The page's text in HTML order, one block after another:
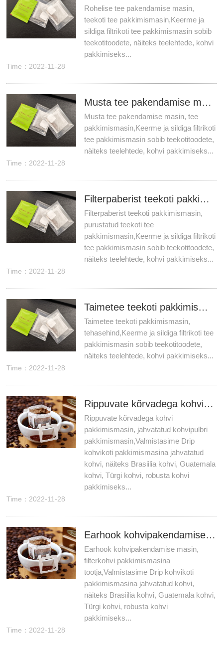
Rohelise tee pakendamise masin,
teekoti tee pakkimismasin,Keerme ja
sildiga filtrikoti tee pakkimismasin sobib
teekotitoodete, näiteks teelehtede, kohvi
pakkimiseks...
Time：2022-11-28
Musta tee pakendamise masin, tee pakkimismasin
Musta tee pakendamise masin, tee
pakkimismasin,Keerme ja sildiga filtrikoti
tee pakkimismasin sobib teekotitoodete,
näiteks teelehtede, kohvi pakkimiseks...
Time：2022-11-28
Filterpaberist teekoti pakkimismasin, purustatud teekoti tee pakkimismasin
Filterpaberist teekoti pakkimismasin,
purustatud teekoti tee
pakkimismasin,Keerme ja sildiga filtrikoti
tee pakkimismasin sobib teekotitoodete,
näiteks teelehtede, kohvi pakkimiseks...
Time：2022-11-28
Taimetee teekoti pakkimismasin, tehasehind
Taimetee teekoti pakkimismasin,
tehasehind,Keerme ja sildiga filtrikoti tee
pakkimismasin sobib teekotitoodete,
näiteks teelehtede, kohvi pakkimiseks...
Time：2022-11-28
Rippuvate kõrvadega kohvi pakkimismasin, jahvatatud kohvipulbri pakkimismasin
Rippuvate kõrvadega kohvi
pakkimismasin, jahvatatud kohvipulbri
pakkimismasin,Valmistasime Drip
kohvikoti pakkimismasina jahvatatud
kohvi, näiteks Brasiilia kohvi, Guatemala
kohvi, Türgi kohvi, robusta kohvi
pakkimiseks...
Time：2022-11-28
Earhook kohvipakendamise masin, filterkohvi pakkimismasina tootja
Earhook kohvipakendamise masin,
filterkohvi pakkimismasina
tootja,Valmistasime Drip kohvikoti
pakkimismasina jahvatatud kohvi,
näiteks Brasiilia kohvi, Guatemala kohvi,
Türgi kohvi, robusta kohvi
pakkimiseks...
Time：2022-11-28